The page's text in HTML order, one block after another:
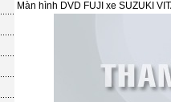
Màn hình DVD FUJI xe SUZUKI